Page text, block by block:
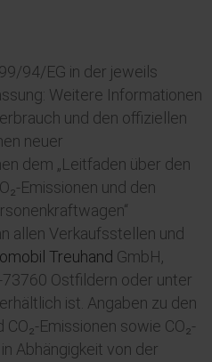
94/EG in der jeweils
Weitere Informationen
und den offiziellen
neuer
dem „Leitfaden über den
Emissionen und den
allen Verkaufsstellen und
Treuhand GmbH,
Ostfildern oder unter
ist. Angaben zu den
Emissionen sowie CO₂-
Abhängigkeit von der